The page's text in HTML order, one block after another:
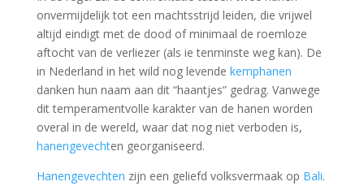
onvermijdelijk tot een machtsstrijd leiden, die vrijwel
altijd eindigt met de dood of minimaal de roemloze
aftocht van de verliezer (als ie tenminste weg kan). De
in Nederland in het wild nog levende kemphanen
danken hun naam aan dit “haantjes” gedrag. Vanwege
dit temperamentvolle karakter van de hanen worden
overal in de wereld, waar dat nog niet verboden is,
hanengevechten georganiseerd.
Hanengevechten zijn een geliefd volksvermaak op Bali.